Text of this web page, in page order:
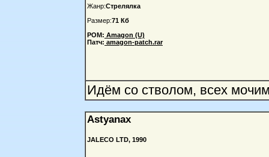
Жанр:Стрелялка
Размер:71 Кб
РОМ: Amagon (U)
Патч: amagon-patch.rar
Идём со стволом, всех
Astyanax
JALECO LTD, 1990